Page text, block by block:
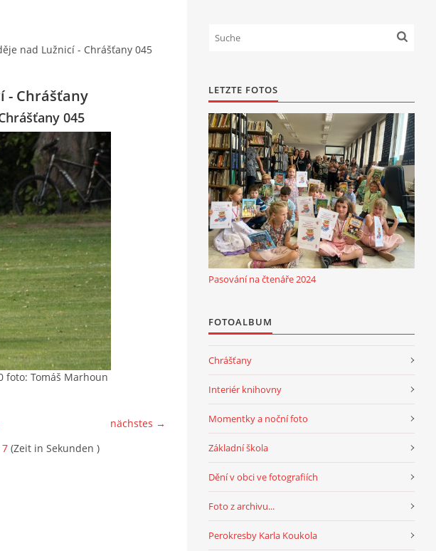
nad Lužnicí - Chrášťany 045
- Chrášťany
045
foto: Tomáš Marhoun
nächstes →
7(Zeit in Sekunden )
LETZTE FOTOS
Pasování na čtenáře 2024
FOTOALBUM
Chrášťany
Interiér knihovny
Momentky a noční foto
Základní škola
Dění v obci ve fotografiích
Foto z archivu...
Perokresby Karla Koukola